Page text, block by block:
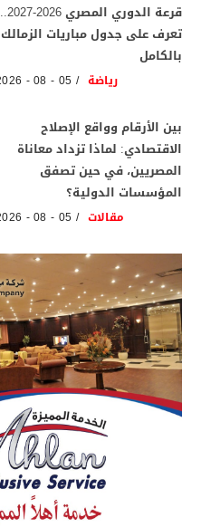
قرعة الدوري المصري 2026-2027..
تعرف على جدول مباريات الزمالك
بالكامل
رياضة 05 - 08 - 2026
بين الأرقام وواقع الإصلاح
الاقتصادي: لماذا تزداد معاناة
المصريين، في حين تصفق
المؤسسات الدولية؟
مقالات 05 - 08 - 2026